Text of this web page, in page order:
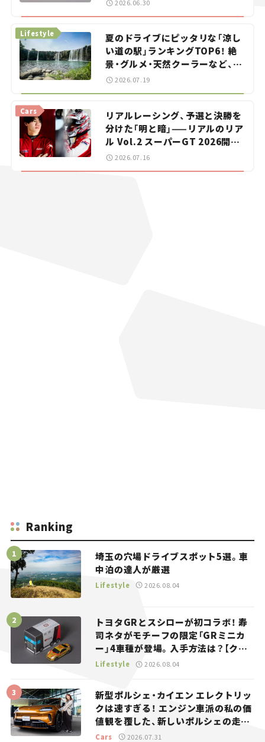
2026.06.30
夏のドライブにピッタリな「涼し
い道の駅」ランキングTOP6！ 絶
景・グルメ・天然クーラーなど、避
暑におすすめのスポットを紹介
Lifestyle
2026.07.19
リアルレーシング、予選と決勝を
分けた「明と暗」——リアルのリア
ル Vol.2 スーパーGT 2026開幕
戦 岡山国際サーキット
Cars
2026.07.16
Ranking
埼玉の穴場ドライブスポット5選。車
中泊の達人が厳選
Lifestyle 2026.08.04
トヨタGRとスシローが初コラボ！ 寿
司ネタがモチーフの限定「GRミニカ
ー」4車種が登場。入手方法は？【クル
マとホビー】
Lifestyle 2026.08.04
新型ポルシェ・カイエン エレクトリッ
クは速すぎる！ エンジン車派の私の価
値観を覆した、新しいポルシェの走
り。
Cars 2026.07.31